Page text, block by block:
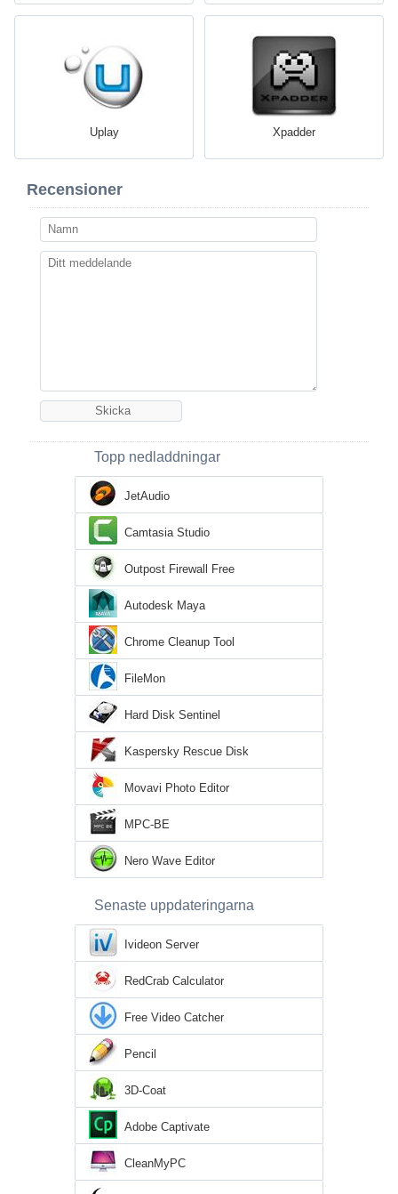
Uplay Xpadder
Recensioner
Topp nedladdningar
JetAudio
Camtasia Studio
Outpost Firewall Free
Autodesk Maya
Chrome Cleanup Tool
FileMon
Hard Disk Sentinel
Kaspersky Rescue Disk
Movavi Photo Editor
MPC-BE
Nero Wave Editor
Senaste uppdateringarna
Ivideon Server
RedCrab Calculator
Free Video Catcher
Pencil
3D-Coat
Adobe Captivate
CleanMyPC